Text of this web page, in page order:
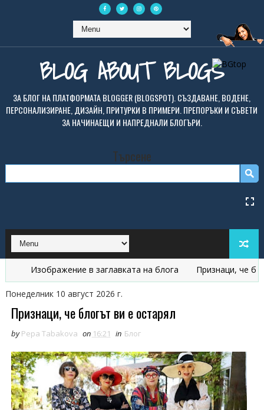
BLOG ABOUT BLOGS
ЗА БЛОГ НА ПЛАТФОРМАТА BLOGGER (BLOGSPOT). СЪЗДАВАНЕ, ВОДЕНЕ,
ПЕРСОНАЛИЗИРАНЕ, ДИЗАЙН, ПРИТУРКИ В ПРИМЕРИ. ПРЕПОРЪКИ И СЪВЕТИ
ЗА НАЧИНАЕЩИ И НАПРЕДНАЛИ БЛОГЪРИ.
Търсене
Изображение в заглавката на блога Признаци, че блогът
Понеделник 10 август 2026 г.
Признаци, че блогът ви е остарял
by Pepa Tabakova on 16:21 in Блог